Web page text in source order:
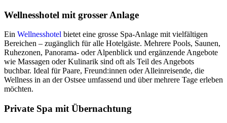
Wellnesshotel mit grosser Anlage
Ein Wellnesshotel bietet eine grosse Spa-Anlage mit vielfältigen
Bereichen – zugänglich für alle Hotelgäste. Mehrere Pools, Saunen,
Ruhezonen, Panorama- oder Alpenblick und ergänzende Angebote
wie Massagen oder Kulinarik sind oft als Teil des Angebots
buchbar. Ideal für Paare, Freund:innen oder Alleinreisende, die
Wellness in an der Ostsee umfassend und über mehrere Tage erleben
möchten.
Private Spa mit Übernachtung